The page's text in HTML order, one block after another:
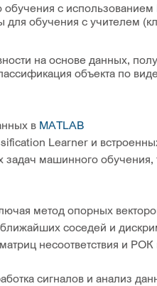
с использованием
обучения с учителем
на основе данных,
объекта по
в MATLAB
Learner и
машинного обучения,
метод опорных
соседей и
несоответствия и
сигналов и анализ